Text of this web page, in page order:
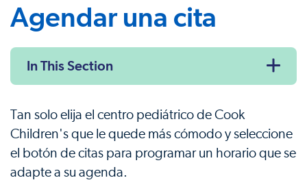
Agendar una cita
In This Section
Tan solo elija el centro pediátrico de Cook
Children's que le quede más cómodo y seleccione
el botón de citas para programar un horario que se
adapte a su agenda.